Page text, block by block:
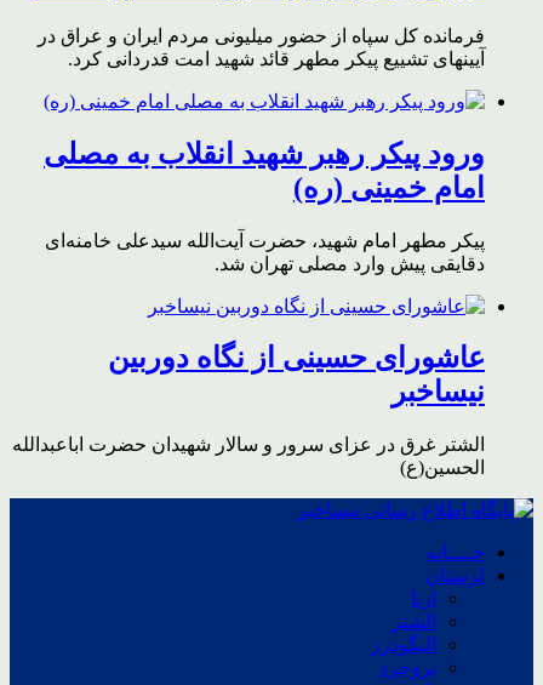
فرمانده کل سپاه از حضور میلیونی مردم ایران و عراق در
آیینهای تشییع پیکر مطهر قائد شهید امت قدردانی کرد.
ورود پیکر رهبر شهید انقلاب به مصلی
امام خمینی (ره)
پیکر مطهر امام شهید،‌ حضرت آیت‌الله سیدعلی خامنه‌ای
دقایقی پیش وارد مصلی تهران شد.
عاشورای حسینی از نگاه دوربین
نیساخبر
الشتر غرق در عزای سرور و سالار شهیدان حضرت اباعبدالله
الحسین(ع)
خــــانه
لرستان
ازنا
الشتر
الیگودرز
بروجرد